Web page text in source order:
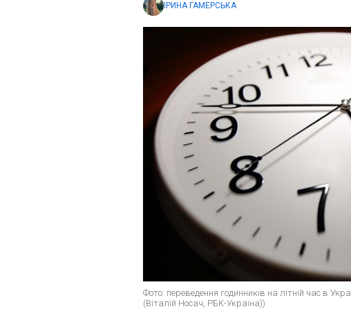
ІРИНА ГАМЕРСЬКА
Фото: переведення годинників на літній час в
(Віталій Носач, РБК-Україна))